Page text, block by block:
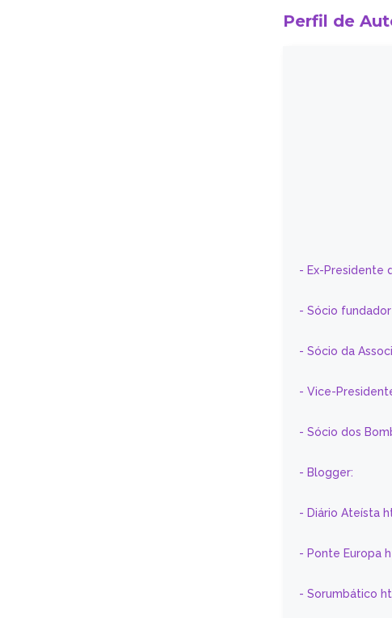
Perfil de
- Ex-Presidente
- Sócio
- Sócio da
- Vice-
- Sócio dos
- Blogger:
- Diário Ateísta
- Ponte Europa
- Sorumbático